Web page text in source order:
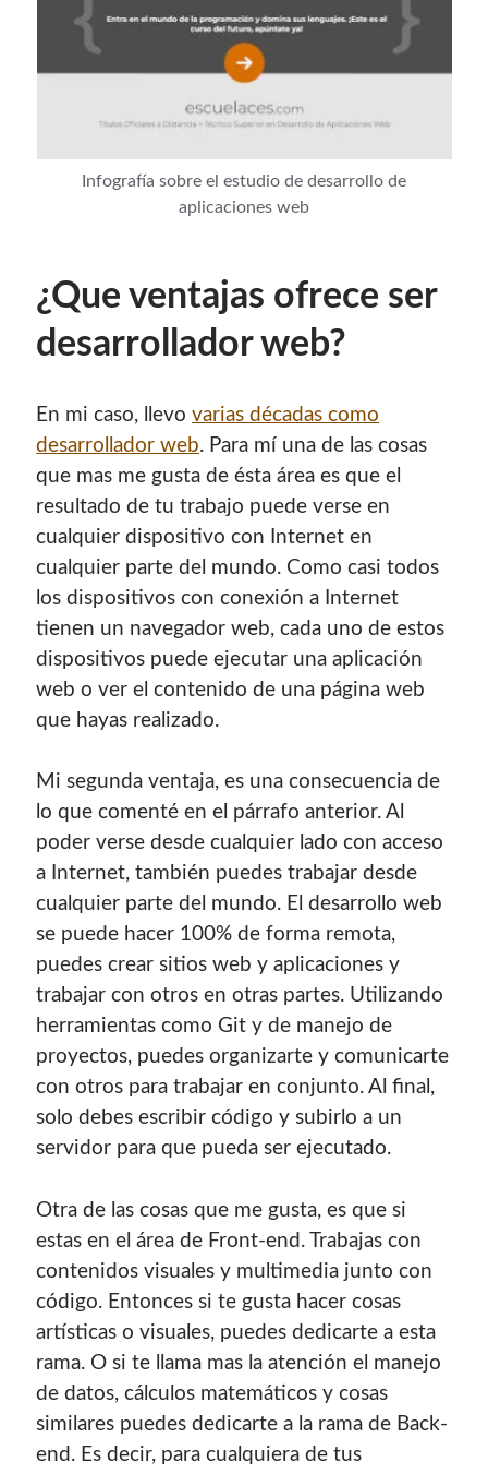
Infografía sobre el estudio de desarrollo de
aplicaciones web
¿Que ventajas ofrece ser
desarrollador web?
En mi caso, llevovarias décadas como
desarrollador web. Para mí una de las cosas
que mas me gusta de ésta área es que el
resultado de tu trabajo puede verse en
cualquier dispositivo con Internet en
cualquier parte del mundo. Como casi todos
los dispositivos con conexión a Internet
tienen un navegador web, cada uno de estos
dispositivos puede ejecutar una aplicación
web o ver el contenido de una página web
que hayas realizado.
Mi segunda ventaja, es una consecuencia de
lo que comenté en el párrafo anterior. Al
poder verse desde cualquier lado con acceso
a Internet, también puedes trabajar desde
cualquier parte del mundo. El desarrollo web
se puede hacer 100% de forma remota,
puedes crear sitios web y aplicaciones y
trabajar con otros en otras partes. Utilizando
herramientas como Git y de manejo de
proyectos, puedes organizarte y comunicarte
con otros para trabajar en conjunto. Al final,
solo debes escribir código y subirlo a un
servidor para que pueda ser ejecutado.
Otra de las cosas que me gusta, es que si
estas en el área de Front-end. Trabajas con
contenidos visuales y multimedia junto con
código. Entonces si te gusta hacer cosas
artísticas o visuales, puedes dedicarte a esta
rama. O si te llama mas la atención el manejo
de datos, cálculos matemáticos y cosas
similares puedes dedicarte a la rama de Back-
end. Es decir, para cualquiera de tus